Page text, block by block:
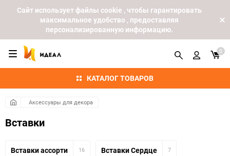
Cайт использует файлы cookie , чтобы гарантировать
максимальное удобство , предоставляя
персонализированную информацию.
КАТАЛОГ ТОВАРОВ
0
Аксессуары для декора
Вставки
Вставки ассорти 16 Вставки Сердце 7